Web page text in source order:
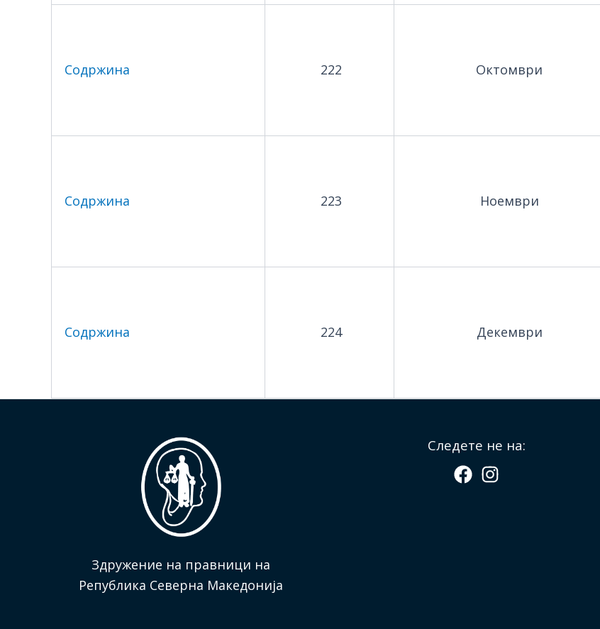
Содржина 222 Октомври
Содржина 223 Ноември
Содржина 224 Декември
Здружение на правници на
Република Северна Македонија
Следете не на: